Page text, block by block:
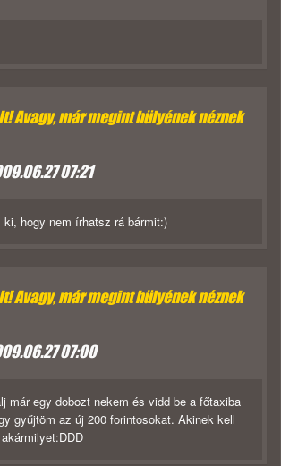
Avagy, már megint hülyének néznek
07:21
ki, hogy nem írhatsz rá bármit:)
Avagy, már megint hülyének néznek
07:00
már egy dobozt nekem és vidd be a főtaxiba
gyűjtöm az új 200 forintosokat. Akinek kell